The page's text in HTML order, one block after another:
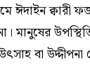
ঈদাইন ক্বারী
মানুষের
বা উদ্দীপনা